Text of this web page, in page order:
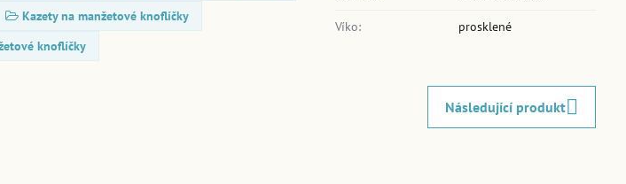
Kazety na manžetové knoflíčky
knoflíčky
Víko: prosklené
Následující produkt